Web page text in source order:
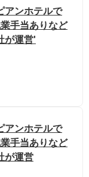
アンホテルで
手当ありなど
が運営'
アンホテルで
手当ありなど
が運営